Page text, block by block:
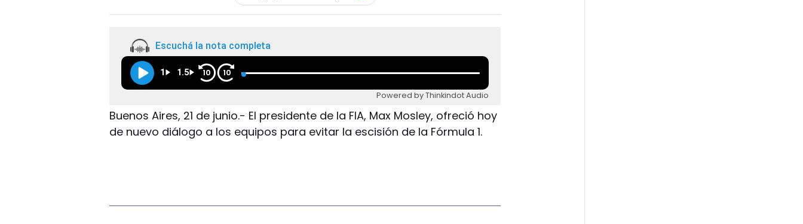
Escuchá la nota completa
1 1.5 10 10
Powered by Thinkindot Audio
Buenos Aires, 21 de junio.- El presidente de la FIA, Max Mosley, ofreció hoy
de nuevo diálogo a los equipos para evitar la escisión de la Fórmula 1.